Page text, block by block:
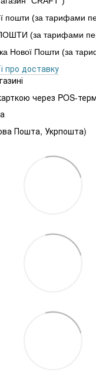
пошти (за тарифами
(за тарифами
Нової Пошти (за
про доставку
через POS-
Пошта, Укрпошта)